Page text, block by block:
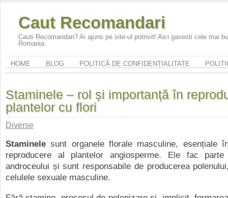
Caut Recomandari
Cauti Recomandari? Ai ajuns pe site-ul potrivit! Aici gasesti cele mai
Romania.
HOME BLOG POLITICĂ DE CONFIDENȚIALITATE
Staminele – rol și importanță în
plantelor cu flori
Diverse
Staminelesunt organele florale masculine, esențiale
reproducere al plantelor angiosperme. Ele fac
androceului și sunt responsabile de producerea
celulele sexuale masculine.